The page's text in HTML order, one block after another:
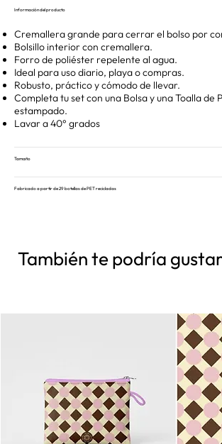
Información del producto
Cremallera grande para cerrar el bolso por
Bolsillo interior con cremallera.
Forro de poliéster repelente al agua.
Ideal para uso diario, playa o compras.
Robusto, práctico y cómodo de llevar.
Completa tu set con una Bolsa y una Toalla de
estampado.
Lavar a 40° grados
Tamaño
Fabricado a partir de 29 botellas de PET recicladas
También te podría